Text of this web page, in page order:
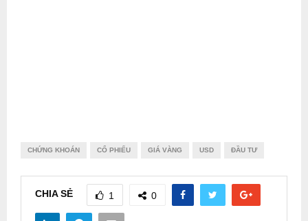
CHỨNG KHOÁN CỔ PHIẾU GIÁ VÀNG USD ĐẦU TƯ
CHIA SẺ 1 0